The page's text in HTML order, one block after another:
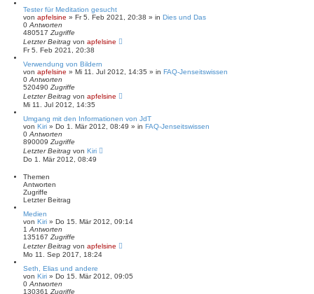
t
e
S
u
c
h
e
Tester für Meditation gesucht
von apfelsine » Fr 5. Feb 2021, 20:38 » in Dies und Das
0 Antworten
480517 Zugriffe
Letzter Beitrag von apfelsine
Fr 5. Feb 2021, 20:38
Verwendung von Bildern
von apfelsine » Mi 11. Jul 2012, 14:35 » in FAQ-Jenseitswissen
0 Antworten
520490 Zugriffe
Letzter Beitrag von apfelsine
Mi 11. Jul 2012, 14:35
Umgang mit den Informationen von JdT
von Kiri » Do 1. Mär 2012, 08:49 » in FAQ-Jenseitswissen
0 Antworten
890009 Zugriffe
Letzter Beitrag von Kiri
Do 1. Mär 2012, 08:49
Themen
Antworten
Zugriffe
Letzter Beitrag
Medien
von Kiri » Do 15. Mär 2012, 09:14
1 Antworten
135167 Zugriffe
Letzter Beitrag von apfelsine
Mo 11. Sep 2017, 18:24
Seth, Elias und andere
von Kiri » Do 15. Mär 2012, 09:05
0 Antworten
130361 Zugriffe